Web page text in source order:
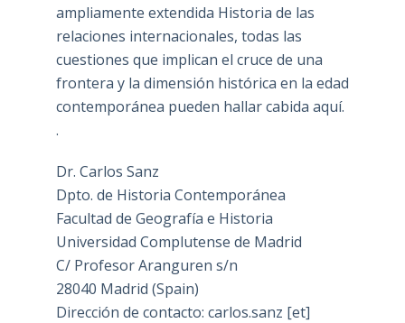
ampliamente extendida Historia de las
relaciones internacionales, todas las
cuestiones que implican el cruce de una
frontera y la dimensión histórica en la edad
contemporánea pueden hallar cabida aquí.
.
Dr. Carlos Sanz
Dpto. de Historia Contemporánea
Facultad de Geografía e Historia
Universidad Complutense de Madrid
C/ Profesor Aranguren s/n
28040 Madrid (Spain)
Dirección de contacto: carlos.sanz [et]